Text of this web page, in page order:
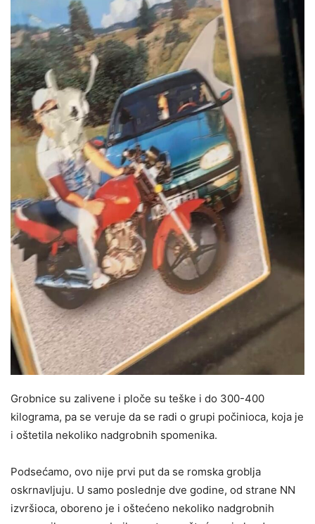
Grobnice su zalivene i ploče su teške i do 300-400
kilograma, pa se veruje da se radi o grupi počinioca, koja je
i oštetila nekoliko nadgrobnih spomenika.
Podsećamo, ovo nije prvi put da se romska groblja
oskrnavljuju. U samo poslednje dve godine, od strane NN
izvršioca, oboreno je i oštećeno nekoliko nadgrobnih